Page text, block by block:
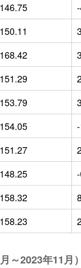
146.75
150.11
168.42
151.29
153.79
154.05
151.27
148.25
158.32
158.23